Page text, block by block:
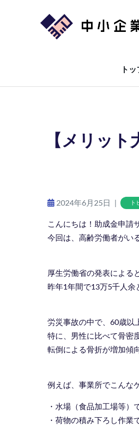
ス
トッ
【メリッ
2024年6月25日 ト
こんにちは！助成金申請
今回は、高齢労働者がい
厚生労働省の発表による
昨年1年間で13万5千人余
労災事故の中で、60歳以
特に、男性に比べて骨密
転倒による骨折が増加傾
例えば、事業所でこんな
・水場（食品加工場等）
・荷物の積み下ろし作業